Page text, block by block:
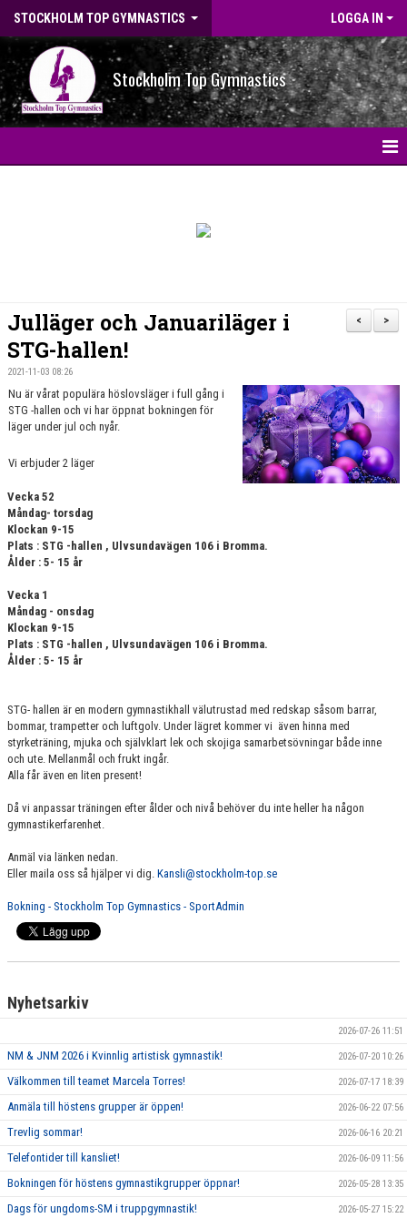
STOCKHOLM TOP GYMNASTICS LOGGA IN
Stockholm Top Gymnastics
OM FÖRENINGEN
VÄRDEGRUND
FÖRENINGSPRODUKTER
KONTAKT
MÄRKESTAGNING
>
<
Julläger och Januariläger i
STG-hallen!
2021-11-03 08:26
Nu är vårat populära höslovsläger i full gång i
STG -hallen och vi har öppnat bokningen för
läger under jul och nyår.
Vi erbjuder 2 läger
Vecka 52
Måndag- torsdag
Klockan 9-15
Plats : STG -hallen , Ulvsundavägen 106 i Bromma.
Ålder : 5- 15 år
Vecka 1
Måndag - onsdag
Klockan 9-15
Plats : STG -hallen , Ulvsundavägen 106 i Bromma.
Ålder : 5- 15 år
STG- hallen är en modern gymnastikhall välutrustad med redskap såsom barrar,
bommar, trampetter och luftgolv. Under lägret kommer vi även hinna med
styrketräning, mjuka och självklart lek och skojiga samarbetsövningar både inne
och ute. Mellanmål och frukt ingår.
Alla får även en liten present!
Då vi anpassar träningen efter ålder och nivå behöver du inte heller ha någon
gymnastikerfarenhet.
Anmäl via länken nedan.
Eller maila oss så hjälper vi dig. Kansli@stockholm-top.se
Bokning - Stockholm Top Gymnastics - SportAdmin
Nyhetsarkiv
2026-07-26 11:51
NM & JNM 2026 i Kvinnlig artistisk gymnastik! 2026-07-20 10:26
Välkommen till teamet Marcela Torres! 2026-07-17 18:39
Anmäla till höstens grupper är öppen! 2026-06-22 07:56
Trevlig sommar! 2026-06-16 20:21
Telefontider till kansliet! 2026-06-09 11:56
Bokningen för höstens gymnastikgrupper öppnar! 2026-05-28 13:35
Dags för ungdoms-SM i truppgymnastik! 2026-05-27 15:22